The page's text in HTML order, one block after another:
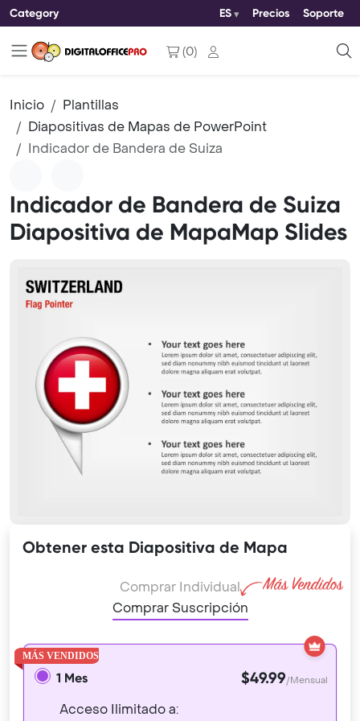
Category ES Precios Soporte
(0)
Inicio
Plantillas
Diapositivas de Mapas de PowerPoint
Indicador de Bandera de Suiza
Indicador de Bandera de Suiza
Diapositiva de MapaMap Slides
Obtener esta Diapositiva de Mapa
Comprar Individual
Comprar Suscripción
1 Mes $49.99/Mensual
Acceso Ilimitado a: